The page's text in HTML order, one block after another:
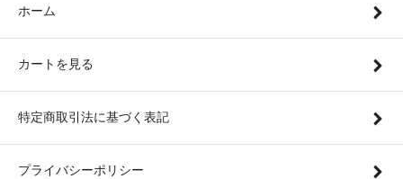
ホーム
カートを見る
特定商取引法に基づく表記
プライバシーポリシー